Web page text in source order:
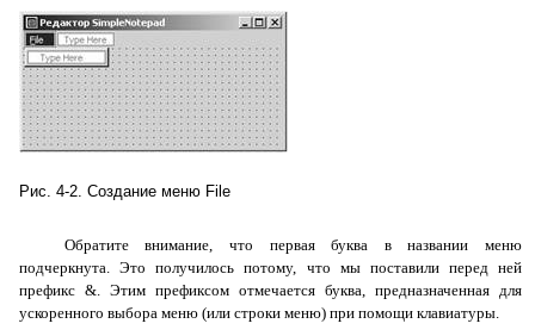
Рис. 4-2. Создание меню File
Обратите внимание, что первая буква в названии меню
подчеркнута. Это получилось потому, что мы поставили перед ней
префикс &. Этим префиксом отмечается буква, предназначенная для
ускоренного выбора меню (или строки меню) при помощи клавиатуры.